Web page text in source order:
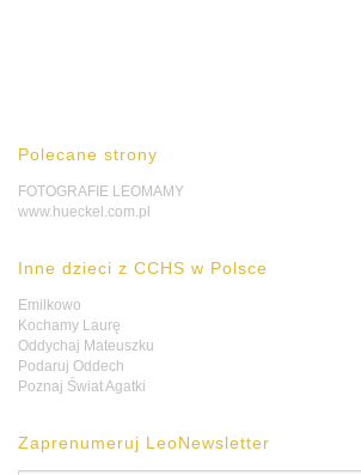
Polecane strony
FOTOGRAFIE LEOMAMY
www.hueckel.com.pl
Inne dzieci z CCHS w Polsce
Emilkowo
Kochamy Laurę
Oddychaj Mateuszku
Podaruj Oddech
Poznaj Świat Agatki
Zaprenumeruj LeoNewsletter